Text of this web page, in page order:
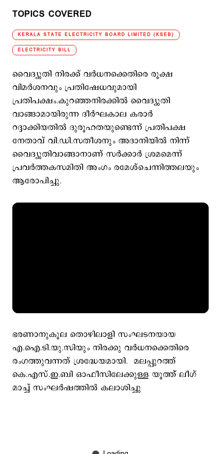
TOPICS COVERED
KERALA STATE ELECTRICITY BOARD LIMITED (KSEB)
ELECTRICITY BILL
വൈദ്യുതി നിരക്ക് വര്‍ധനക്കെതിരെ രൂക്ഷ
വിമര്‍ശനവും പ്രതിഷേധവുമായി
പ്രതിപക്ഷം.കുറഞ്ഞനിരക്കില്‍ വൈദ്യുതി
വാങ്ങാമായിരുന്ന ദീര്‍ഘകാല കരാര്‍
റദ്ദാക്കിയതില്‍ ദുരൂഹതയുണ്ടെന്ന് പ്രതിപക്ഷ
നേതാവ് വി.ഡി.സതീശനും അദാനിയില്‍ നിന്ന്
വൈദ്യുതിവാങ്ങാനാണ് സര്‍ക്കാര്‍ ശ്രമമെന്ന്
പ്രവര്‍ത്തകസമിതി അംഗം രമേശ്ചെന്നിത്തലയും
ആരോപിച്ചു.
ഭരണാനുകൂല തൊഴിലാളി സംഘടനയായ
എ.ഐ.ടി.യു.സിയും നിരക്കു വര്‍ധനക്കെതിരെ
രംഗത്തുവന്നത് ശ്രദ്ധേയമായി. മലപ്പുറത്ത്
കെ.എസ്.ഇ.ബി ഒാഫീസിലേക്കുള്ള യൂത്ത്് ലീഗ്
മാച്ച് സംഘര്‍ഷത്തില്‍ കലാശിച്ചു